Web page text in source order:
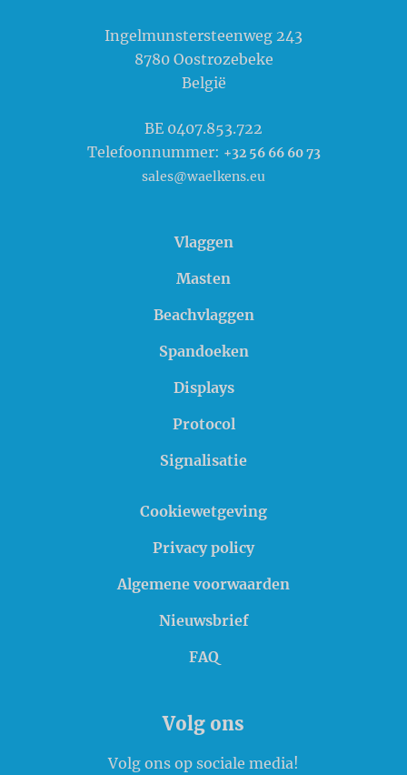
Ingelmunstersteenweg 243
8780 Oostrozebeke
België
BE 0407.853.722
Telefoonnummer: +32 56 66 60 73
sales@waelkens.eu
Vlaggen
Masten
Beachvlaggen
Spandoeken
Displays
Protocol
Signalisatie
Cookiewetgeving
Privacy policy
Algemene voorwaarden
Nieuwsbrief
FAQ
Volg ons
Volg ons op sociale media!